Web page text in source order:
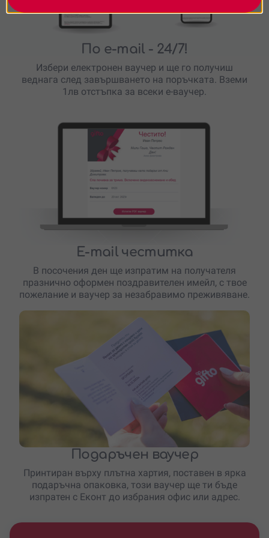
По e-mail - 24/7!
Избери електронен ваучер и ще го получиш
веднага след завършването на поръчката. Вземи
1лв отстъпка за всеки е-ваучер.
E-mail честитка
В посочения ден ще изпратим на получателя
празнично оформен поздравителен имейл, с твое
пожелание и ваучер за незабравимо преживяване.
Подаръчен ваучер
Принтиран върху плътна хартия, поставен в ярка
подаръчна опаковка, този ваучер ще ти бъде
изпратен с Еконт до избрания офис или адрес.